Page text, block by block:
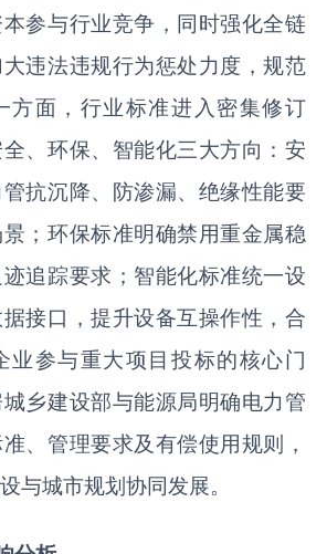
参与行业竞争，同时强化全链
违法违规行为惩处力度，规范
方面，行业标准进入密集修订
、环保、智能化三大方向：安
抗沉降、防渗漏、绝缘性能要
；环保标准明确禁用重金属稳
追踪要求；智能化标准统一设
接口，提升设备互操作性，合
业参与重大项目投标的核心门
乡建设部与能源局明确电力管
、管理要求及有偿使用规则，
与城市规划协同发展。